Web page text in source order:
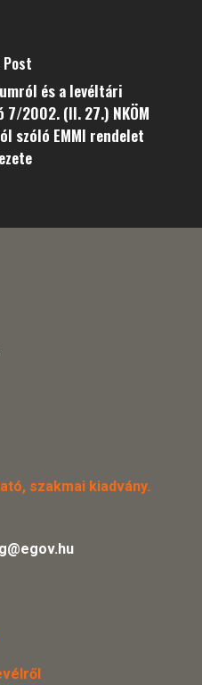
Post
és a levéltári
2002. (II. 27.) NKÖM
szóló EMMI rendelet
szakmai kiadvány.